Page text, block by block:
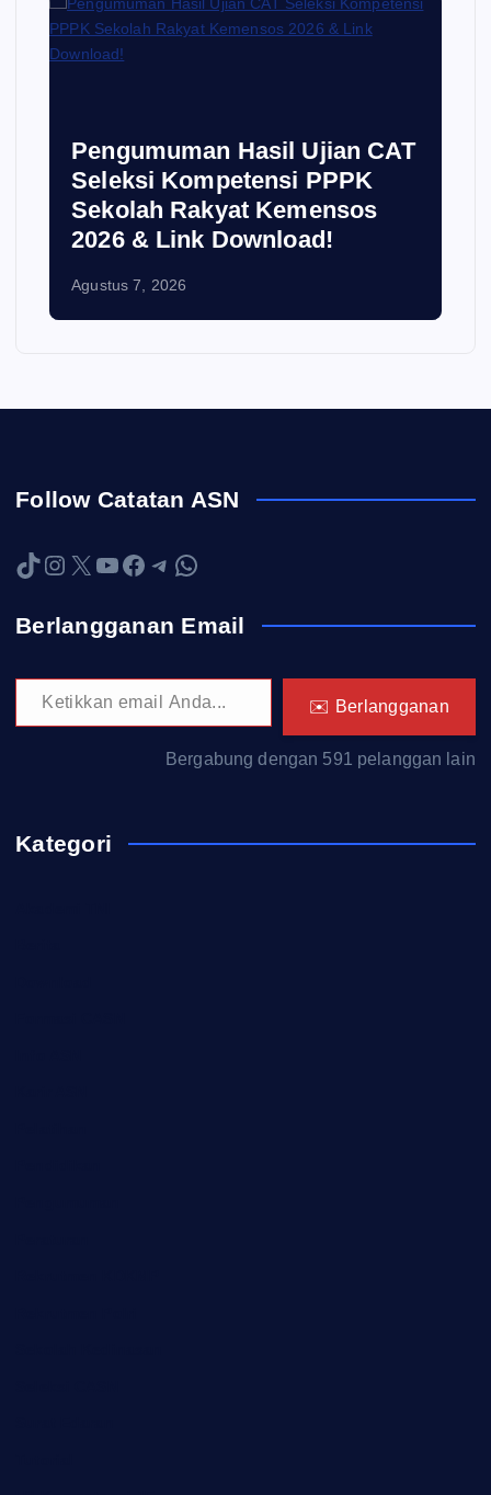
Pengumuman Hasil Ujian CAT
Seleksi Kompetensi PPPK
Sekolah Rakyat Kemensos
2026 & Link Download!
Agustus 7, 2026
Follow Catatan ASN
TikTok Instagram X YouTube Facebook Telegram WhatsApp
Berlangganan Email
Ketikkan email Anda...
✉️ Berlangganan
Bergabung dengan 591 pelanggan lain
Kategori